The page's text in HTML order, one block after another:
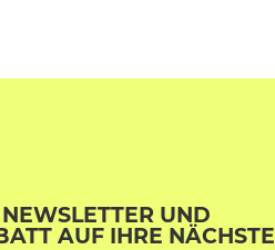
UND
AUF IHRE NÄCHSTE